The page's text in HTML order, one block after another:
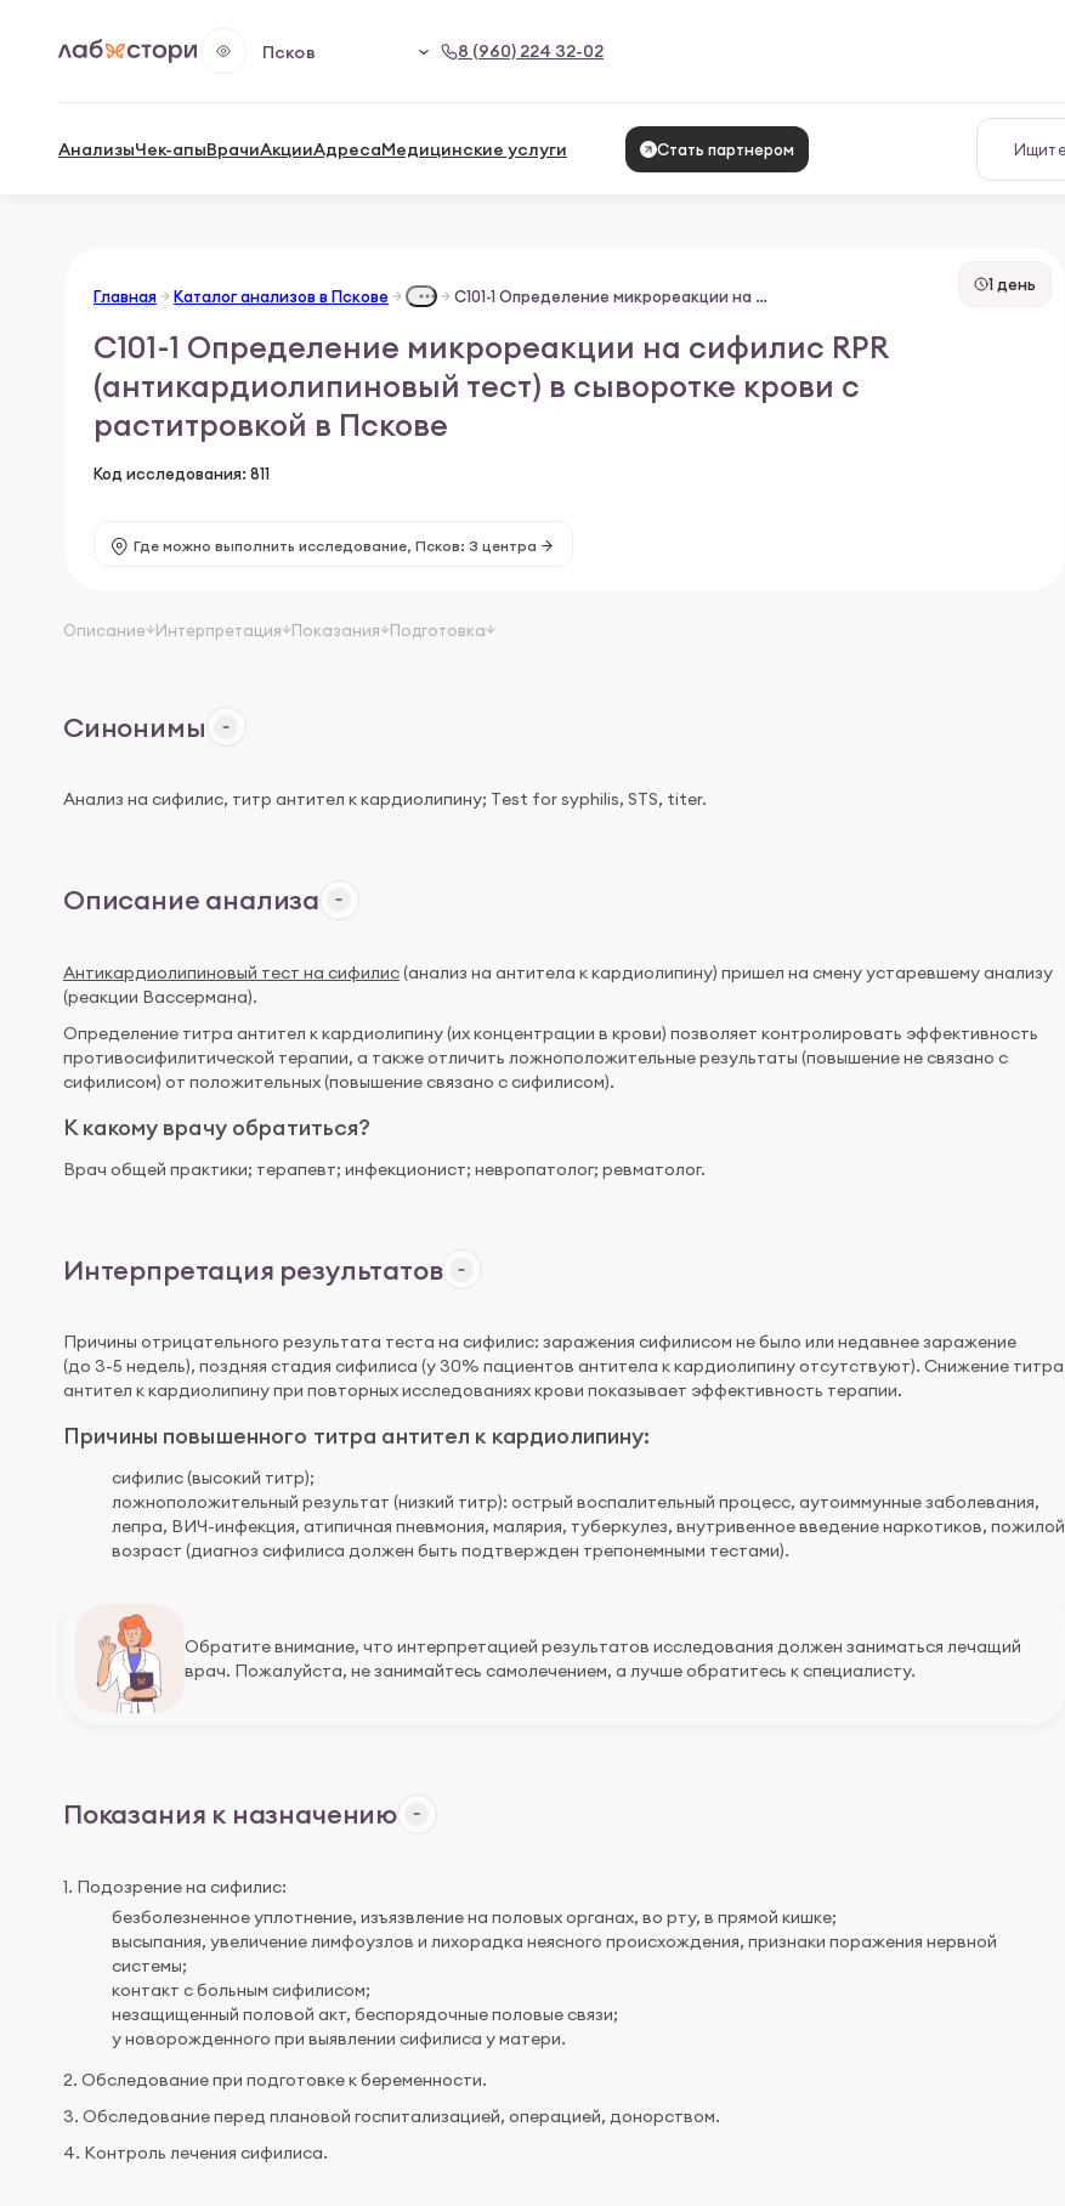
Псков 8 (960) 224 32-02
АнализыЧек-апыВрачиАкцииАдресаМедицинские услуги Стать партнером
1 день
Главная Каталог анализов в Пскове С101-1 Определение микрореакции на сифилис RPR (антикардиолипиновый тест) в сыворотке крови с раститровкой
С101-1 Определение микрореакции на сифилис RPR
(антикардиолипиновый тест) в сыворотке крови с
раститровкой в Пскове
Код исследования: 811
Где можно выполнить исследование, Псков: 3 центра
Описание
Интерпретация Показания Подготовка
Синонимы
Анализ на сифилис, титр антител к кардиолипину; Тest for syphilis, STS, titer.
Описание анализа
Антикардиолипиновый тест на сифилис(анализ на антитела к кардиолипину) пришел на смену устаревшему анализу
(реакции Вассермана).
Определение титра антител к кардиолипину (их концентрации в крови) позволяет контролировать эффективность
противосифилитической терапии, а также отличить ложноположительные результаты (повышение не связано с
сифилисом) от положительных (повышение связано с сифилисом).
К какому врачу обратиться?
Врач общей практики; терапевт; инфекционист; невропатолог; ревматолог.
Интерпретация результатов
Причины отрицательного результата теста на сифилис: заражения сифилисом не было или недавнее заражение
(до 3-5 недель), поздняя стадия сифилиса (у 30% пациентов антитела к кардиолипину отсутствуют). Снижение титра
антител к кардиолипину при повторных исследованиях крови показывает эффективность терапии.
Причины повышенного титра антител к кардиолипину:
сифилис (высокий титр);
ложноположительный результат (низкий титр): острый воспалительный процесс, аутоиммунные заболевания,
лепра, ВИЧ-инфекция, атипичная пневмония, малярия, туберкулез, внутривенное введение наркотиков, пожилой
возраст (диагноз сифилиса должен быть подтвержден трепонемными тестами).
Обратите внимание, что интерпретацией результатов исследования должен заниматься лечащий
врач. Пожалуйста, не занимайтесь самолечением, а лучше обратитесь к специалисту.
Показания к назначению
1. Подозрение на сифилис:
безболезненное уплотнение, изъязвление на половых органах, во рту, в прямой кишке;
высыпания, увеличение лимфоузлов и лихорадка неясного происхождения, признаки поражения нервной
системы;
контакт с больным сифилисом;
незащищенный половой акт, беспорядочные половые связи;
у новорожденного при выявлении сифилиса у матери.
2. Обследование при подготовке к беременности.
3. Обследование перед плановой госпитализацией, операцией, донорством.
4. Контроль лечения сифилиса.